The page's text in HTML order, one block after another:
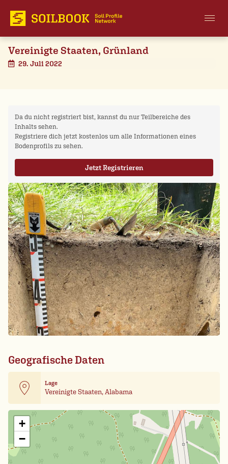
Vereinigte Staaten, Grünland
29. Juli 2022
Da du nicht registriert bist, kannst du nur Teilbereiche des
Inhalts sehen.
Registriere dich jetzt kostenlos um alle Informationen eines
Bodenprofils zu sehen.
Jetzt Registrieren
Geografische Daten
Lage
Vereinigte Staaten, Alabama
+
−